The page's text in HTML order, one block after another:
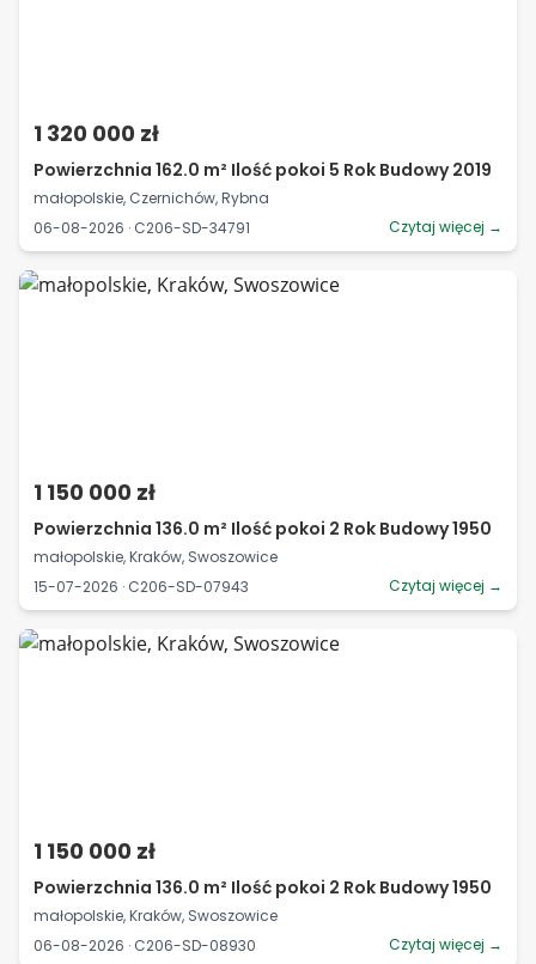
1 320 000 zł
Powierzchnia 162.0 m² Ilość pokoi 5 Rok Budowy 2019
małopolskie, Czernichów, Rybna
06-08-2026 · C206-SD-34791
Czytaj więcej →
1 150 000 zł
Powierzchnia 136.0 m² Ilość pokoi 2 Rok Budowy 1950
małopolskie, Kraków, Swoszowice
15-07-2026 · C206-SD-07943
Czytaj więcej →
1 150 000 zł
Powierzchnia 136.0 m² Ilość pokoi 2 Rok Budowy 1950
małopolskie, Kraków, Swoszowice
06-08-2026 · C206-SD-08930
Czytaj więcej →